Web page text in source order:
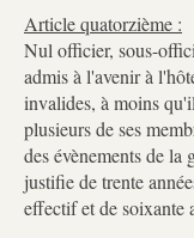
Article quatorzième :
Nul officier, sous-
admis à l'avenir à
invalides, à moins
plusieurs de ses
des évènements de la
justifie de trente
effectif et de soixante